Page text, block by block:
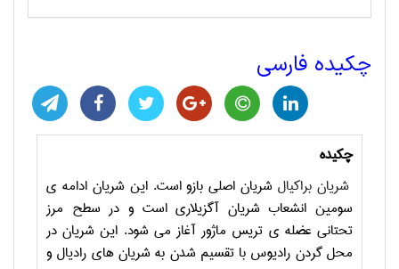
چکیده فارسی
چکیده
شریان براکیال شریان اصلی بازو است. این شریان ادامه ی
سومین انشعاب شریان آگزیلاری است و در سطح مرز
تحتانی عضله ی تریس ماژور آغاز می شود. این شریان در
محل گردن رادیوس با تقسیم شدن به شریان های رادیال و